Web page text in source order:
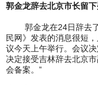
郭金龙辞去北京市长留下
郭金龙在24日辞去了
民网》发表的消息很短
议今天上午举行。会议
决定接受吉林辞去北京
会备案。”